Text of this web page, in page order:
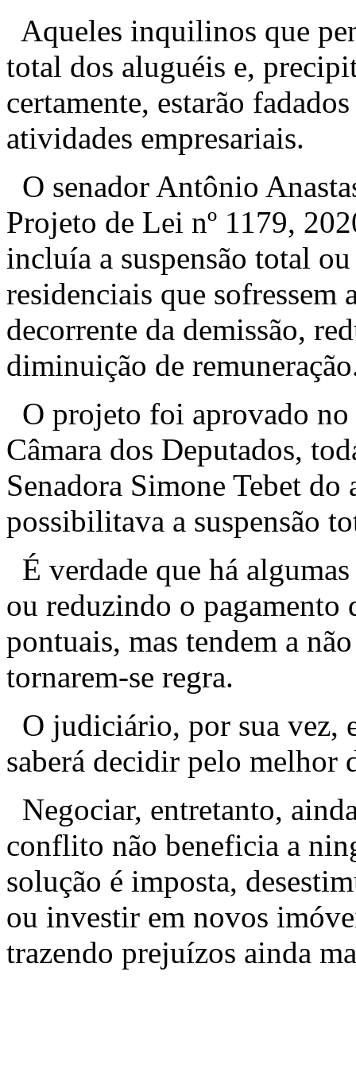
Aqueles inquilinos que
total dos aluguéis e,
certamente, estarão
atividades empresariais.
O senador Antônio
Projeto de Lei nº 1179,
incluía a suspensão total
residenciais que
decorrente da demissão,
diminuição de
O projeto foi aprovado no
Câmara dos Deputados,
Senadora Simone Tebet
possibilitava a suspensão
É verdade que há
ou reduzindo o pagamento
pontuais, mas tendem a
tornarem-se regra.
O judiciário, por sua vez,
saberá decidir pelo melhor
Negociar, entretanto,
conflito não beneficia a
solução é imposta,
ou investir em novos
trazendo prejuízos ainda